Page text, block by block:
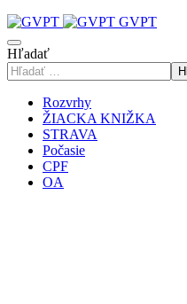
GVPT
Hľadať
Rozvrhy
ŽIACKA KNIŽKA
STRAVA
Počasie
CPF
OA